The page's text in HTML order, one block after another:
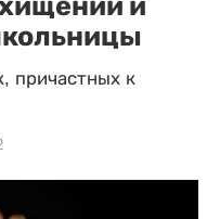
причастных к